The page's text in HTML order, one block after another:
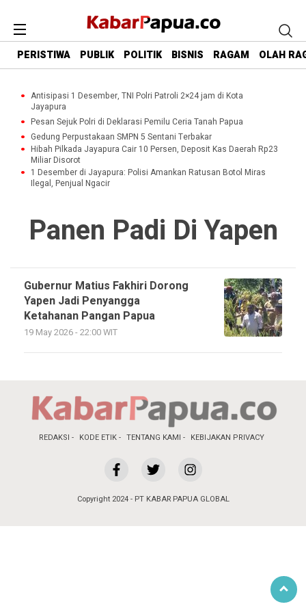
PERISTIWA PUBLIK POLITIK BISNIS RAGAM OLAH
Antisipasi 1 Desember, TNI Polri Patroli 2×24 jam di Kota
Jayapura
Pesan Sejuk Polri di Deklarasi Pemilu Ceria Tanah Papua
Gedung Perpustakaan SMPN 5 Sentani Terbakar
Hibah Pilkada Jayapura Cair 10 Persen, Deposit Kas Daerah Rp23
Miliar Disorot
1 Desember di Jayapura: Polisi Amankan Ratusan Botol Miras
Ilegal, Penjual Ngacir
Panen Padi Di Yapen
Gubernur Matius Fakhiri Dorong
Yapen Jadi Penyangga
Ketahanan Pangan Papua
19 May 2026 - 22:00 WIT
REDAKSI KODE ETIK TENTANG KAMI KEBIJAKAN PRIVACY
Copyright 2024 - PT KABAR PAPUA GLOBAL